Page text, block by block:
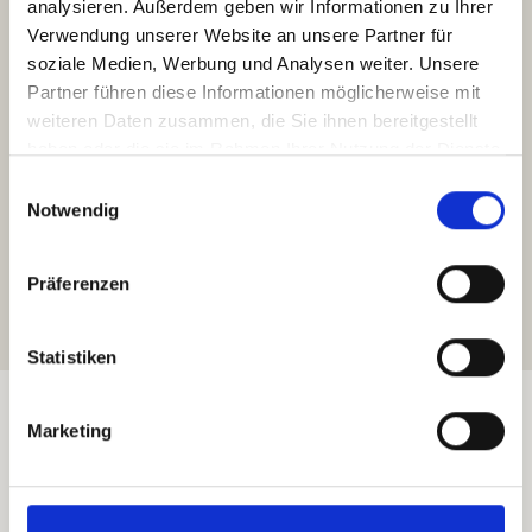
analysieren. Außerdem geben wir Informationen zu Ihrer
Verwendung unserer Website an unsere Partner für
soziale Medien, Werbung und Analysen weiter. Unsere
Partner führen diese Informationen möglicherweise mit
weiteren Daten zusammen, die Sie ihnen bereitgestellt
Notwendig
Präferenzen
Statistiken
Marketing
Vertrauen aus der Praxis